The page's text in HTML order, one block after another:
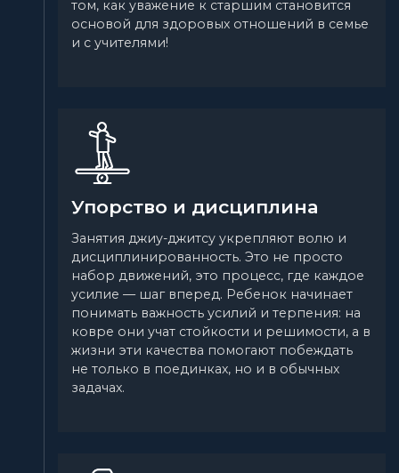
том, как уважение к старшим становится
основой для здоровых отношений в семье
и с учителями!
Упорство и дисциплина
Занятия джиу-джитсу укрепляют волю и
дисциплинированность. Это не просто
набор движений, это процесс, где каждое
усилие — шаг вперед. Ребенок начинает
понимать важность усилий и терпения: на
ковре они учат стойкости и решимости, а в
жизни эти качества помогают побеждать
не только в поединках, но и в обычных
задачах.